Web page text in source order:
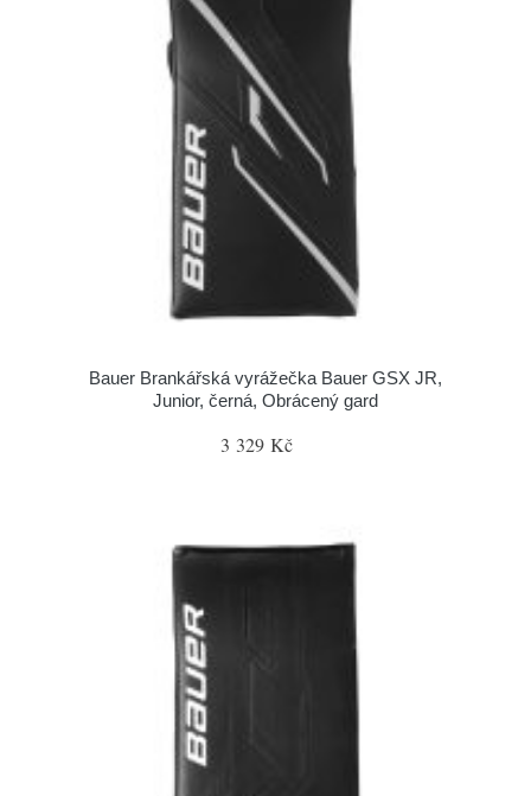
Bauer Brankářská vyrážečka Bauer GSX JR,
Junior, černá, Obrácený gard
3 329 Kč